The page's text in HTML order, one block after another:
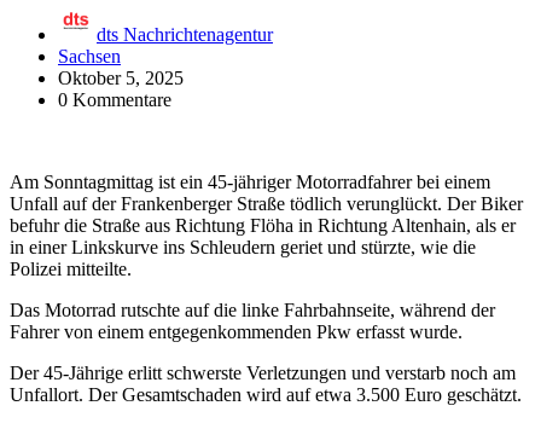
dts Nachrichtenagentur
Sachsen
Oktober 5, 2025
0 Kommentare
Am Sonntagmittag ist ein 45-jähriger Motorradfahrer bei einem
Unfall auf der Frankenberger Straße tödlich verunglückt. Der Biker
befuhr die Straße aus Richtung Flöha in Richtung Altenhain, als er
in einer Linkskurve ins Schleudern geriet und stürzte, wie die
Polizei mitteilte.
Das Motorrad rutschte auf die linke Fahrbahnseite, während der
Fahrer von einem entgegenkommenden Pkw erfasst wurde.
Der 45-Jährige erlitt schwerste Verletzungen und verstarb noch am
Unfallort. Der Gesamtschaden wird auf etwa 3.500 Euro geschätzt.